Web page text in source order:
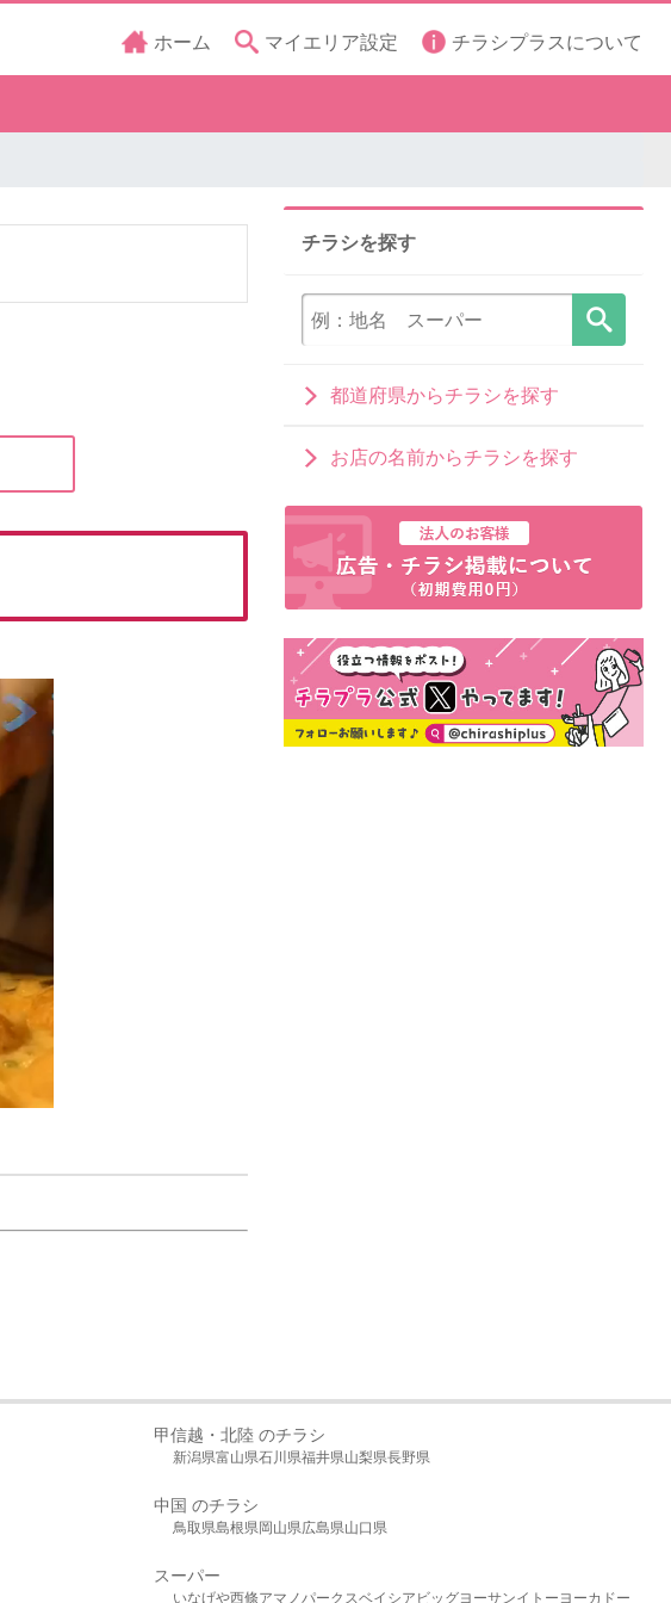
ホーム マイエリア設定 チラシプラスについて
チラシを探す
都道府県からチラシを探す
お店の名前からチラシを探す
甲信越・北陸 のチラシ
新潟県富山県石川県福井県山梨県長野県
中国 のチラシ
鳥取県島根県岡山県広島県山口県
スーパー
いなげや西條アマノパークスベイシア ビッグヨーサンイトーヨーカドー